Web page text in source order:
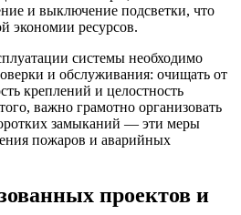
и выключение подсветки, что
экономии ресурсов.
системы необходимо
и обслуживания: очищать от
креплений и целостность
важно грамотно организовать
замыканий — эти меры
пожаров и аварийных
проектов и